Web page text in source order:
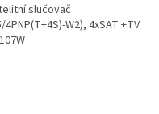
slučovač
4PNP(T+4S)-W2), 4xSAT +TV